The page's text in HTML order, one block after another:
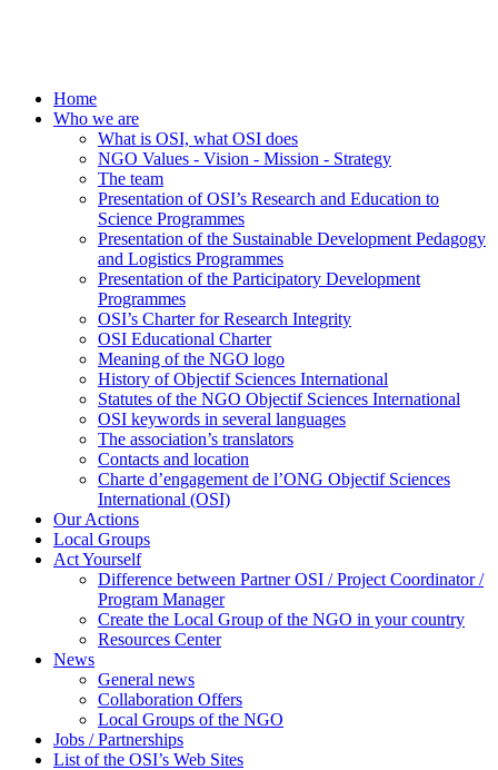
Home
Who we are
What is OSI, what OSI does
NGO Values - Vision - Mission - Strategy
The team
Presentation of OSI’s Research and Education to
Science Programmes
Presentation of the Sustainable Development Pedagogy
and Logistics Programmes
Presentation of the Participatory Development
Programmes
OSI’s Charter for Research Integrity
OSI Educational Charter
Meaning of the NGO logo
History of Objectif Sciences International
Statutes of the NGO Objectif Sciences International
OSI keywords in several languages
The association’s translators
Contacts and location
Charte d’engagement de l’ONG Objectif Sciences
International (OSI)
Our Actions
Local Groups
Act Yourself
Difference between Partner OSI / Project Coordinator /
Program Manager
Create the Local Group of the NGO in your country
Resources Center
News
General news
Collaboration Offers
Local Groups of the NGO
Jobs / Partnerships
List of the OSI’s Web Sites